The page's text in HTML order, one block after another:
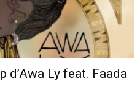
d’Awa Ly feat. Faada